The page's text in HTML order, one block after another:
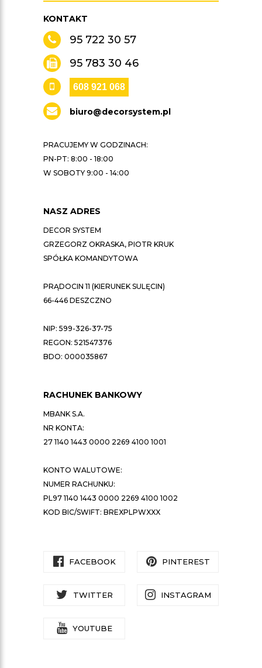
KONTAKT
95 722 30 57
95 783 30 46
608 921 068
biuro@decorsystem.pl
PRACUJEMY W GODZINACH:
PN-PT: 8:00 - 18:00
W SOBOTY 9:00 - 14:00
NASZ ADRES
DECOR SYSTEM
GRZEGORZ OKRASKA, PIOTR KRUK
SPÓŁKA KOMANDYTOWA
PRĄDOCIN 11 (KIERUNEK SULĘCIN)
66-446 DESZCZNO
NIP: 599-326-37-75
REGON: 521547376
BDO: 000035867
RACHUNEK BANKOWY
MBANK S.A.
NR KONTA:
27 1140 1443 0000 2269 4100 1001
KONTO WALUTOWE:
NUMER RACHUNKU:
PL97 1140 1443 0000 2269 4100 1002
KOD BIC/SWIFT: BREXPLPWXXX
FACEBOOK PINTEREST
TWITTER INSTAGRAM
YOUTUBE